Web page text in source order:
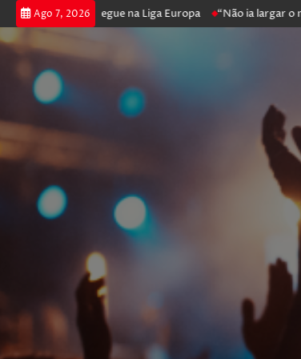
Ago 7, 2026
poker e prossegue na Liga Europa “Não ia largar o